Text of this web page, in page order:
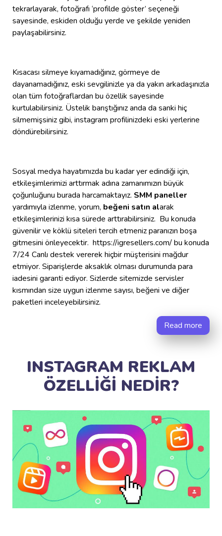
tekrarlayarak, fotoğrafı ‘profilde göster’ seçeneği
sayesinde, eskiden olduğu yerde ve şekilde yeniden
paylaşabilirsiniz.
Kısacası silmeye kıyamadığınız, görmeye de
dayanamadığınız, eski sevgilinizle ya da yakın arkadaşınızla
olan tüm fotoğraflardan bu özellik sayesinde
kurtulabilirsiniz. Üstelik barıştığınız anda da sanki hiç
silmemişsiniz gibi, instagram profilinizdeki eski yerlerine
döndürebilirsiniz.
Sosyal medya hayatımızda bu kadar yer edindiği için,
etkileşimlerimizi arttırmak adına zamanımızın büyük
çoğunluğunu burada harcamaktayız. SMM paneller
yardımıyla izlenme, yorum, beğeni satın alarak
etkileşimlerinizi kısa sürede arttırabilirsiniz. Bu konuda
güvenilir ve köklü siteleri tercih etmeniz paranızın boşa
gitmesini önleyecektir. https://igresellers.com/ bu konuda
7/24 Canlı destek vererek hiçbir müşterisini mağdur
etmiyor. Siparişlerde aksaklık olması durumunda para
iadesini garanti ediyor. Sizlerde sitemizde servisler
kısmından size uygun izlenme sayısı, beğeni ve diğer
paketleri inceleyebilirsiniz.
Read more
INSTAGRAM REKLAM
ÖZELLİĞİ NEDİR?